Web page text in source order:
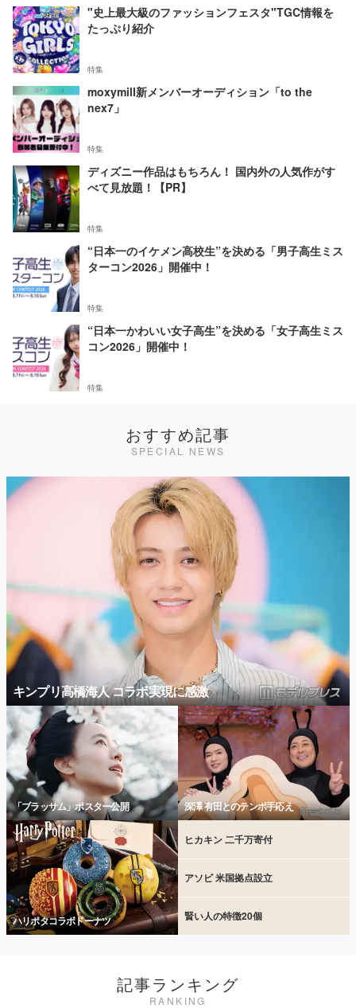
"史上最大級のファッションフェスタ"TGC情報を
たっぷり紹介
特集
moxymill新メンバーオーディション「to the
nex7」
特集
ディズニー作品はもちろん！ 国内外の人気作がす
べて見放題！【PR】
特集
“日本一のイケメン高校生”を決める「男子高生ミス
ターコン2026」開催中！
特集
“日本一かわいい女子高生”を決める「女子高生ミス
コン2026」開催中！
特集
おすすめ記事
SPECIAL NEWS
キンプリ高橋海人 コラボ実現に感激
「ブラッサム」ポスター公開 深澤 有田とのテンポ手応え
ハリポタコラボドーナツ
ヒカキン 二千万寄付
アソビ 米国拠点設立
賢い人の特徴20個
記事ランキング
RANKING